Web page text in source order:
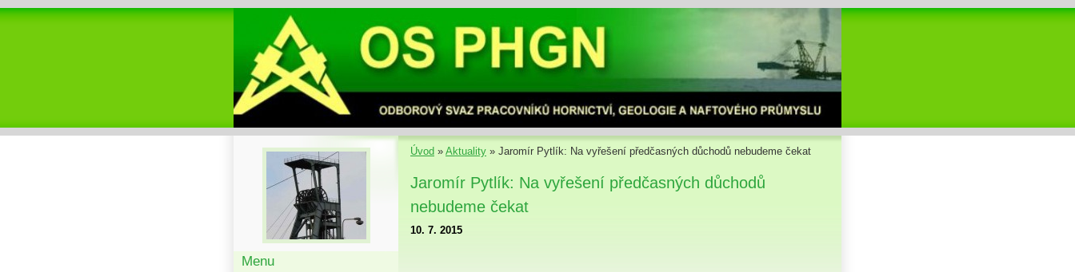
Úvod » Aktuality » Jaromír Pytlík: Na vyřešení předčasných důchodů nebudeme čekat
Jaromír Pytlík: Na vyřešení předčasných důchodů
nebudeme čekat
10. 7. 2015
Menu